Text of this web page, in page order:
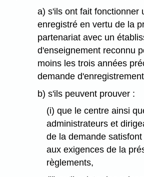
a) s'ils ont fait fonctionner
enregistré en vertu de la
partenariat avec un
d'enseignement reconnu
moins les trois années
demande
b) s'ils peuvent prouver :
(i) que le centre ainsi
administrateurs et
de la demande
aux exigences de la
règlements,